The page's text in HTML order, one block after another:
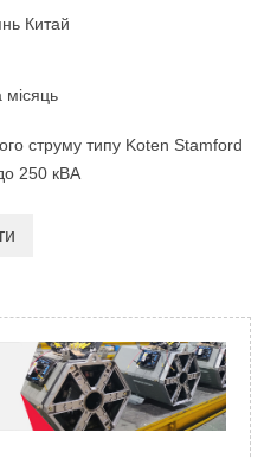
Китай
місяць
струму типу Koten Stamford
250 кВА